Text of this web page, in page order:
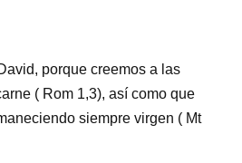
porque creemos a las
( Rom 1,3), así como que
siempre virgen ( Mt